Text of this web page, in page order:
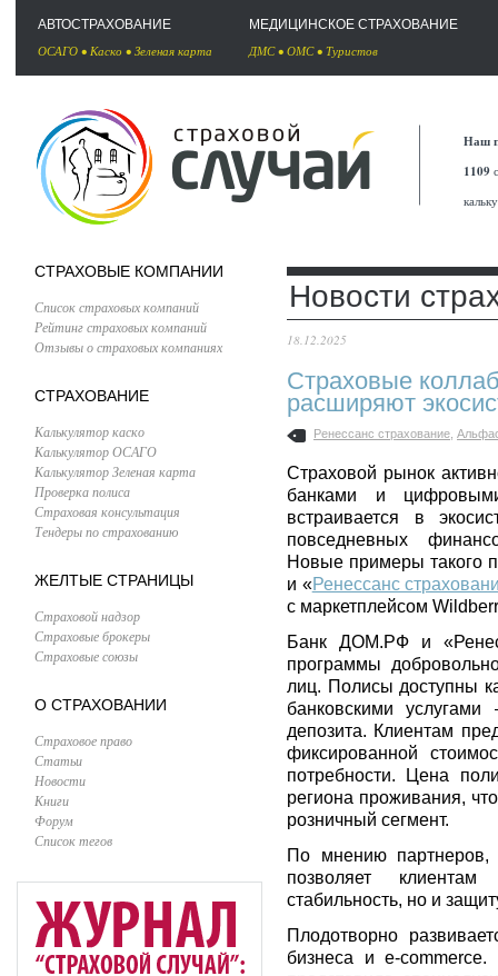
АВТОСТРАХОВАНИЕ
ОСАГО • Каско • Зеленая карта
МЕДИЦИНСКОЕ СТРАХОВАНИЕ
ДМС• ОМС• Туристов
Наш
1109
СТРАХОВЫЕ КОМПАНИИ
Список страховых компаний
Рейтинг страховых компаний
Отзывы о страховых компаниях
СТРАХОВАНИЕ
Калькулятор каско
Калькулятор ОСАГО
Калькулятор Зеленая карта
Проверка полиса
Страховая консультация
Тендеры по страхованию
ЖЕЛТЫЕ СТРАНИЦЫ
Страховой надзор
Страховые брокеры
Страховые союзы
О СТРАХОВАНИИ
Страховое право
Статьи
Новости
Книги
Форум
Список тегов
Новости
18.12.2025
Страховые
расширяют
Ренессанс страхование
Страховой рынок
банками и
встраивается в
повседневных
Новые примеры такого
и «Ренессанс
с маркетплейсом
Банк ДОМ.РФ и
программы
лиц. Полисы доступны
банковскими
депозита. Клиентам
фиксированной
потребности. Цена
региона проживания,
розничный сегмент.
По мнению партнеров,
позволяет
стабильность, но и
Плодотворно
бизнеса и e-